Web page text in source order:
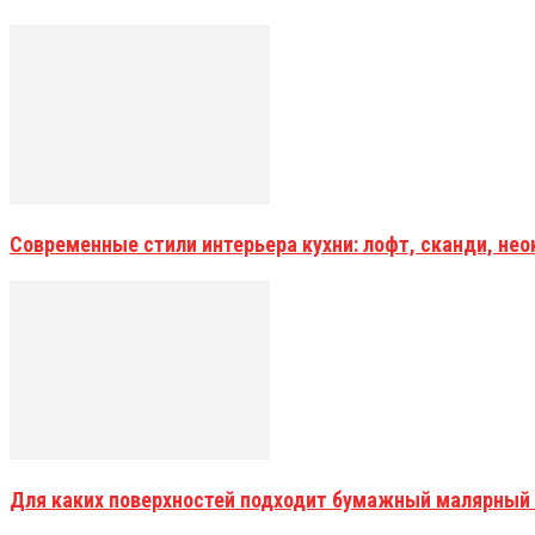
Современные стили интерьера кухни: лофт, сканди,
Для каких поверхностей подходит бумажный малярный